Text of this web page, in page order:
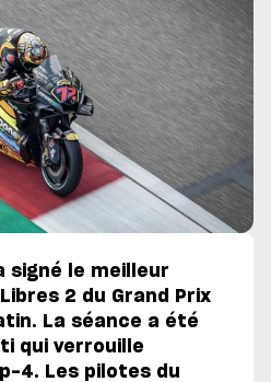
signé le meilleur
2 du Grand Prix
La séance a été
qui verrouille
4. Les pilotes du